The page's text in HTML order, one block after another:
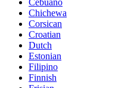
Chichewa
Corsican
Croatian
Dutch
Estonian
Filipino
Finnish